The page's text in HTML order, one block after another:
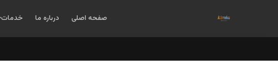
صفحه اصلی درباره ما خدمات